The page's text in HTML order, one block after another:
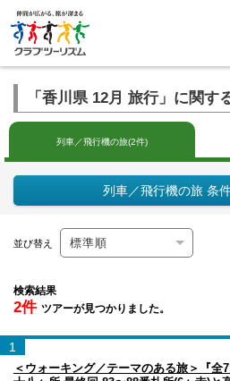
「香川県 12月 旅行」に関す
列車／飛行機の旅(2件)
列車／飛行機の旅 条
並び替え
検索結果
2件 ツアーが見つかりました。
1
＜ウォーキング／テーマのある旅＞『全